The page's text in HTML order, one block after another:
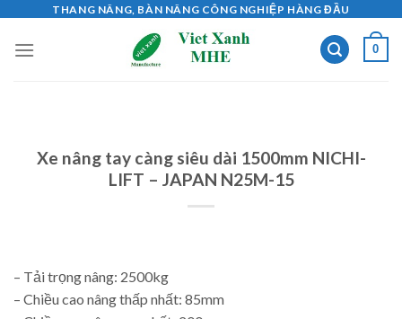
content
THANG NÂNG, BÀN NÂNG CÔNG NGHIỆP HÀNG ĐẦU
0
Xe nâng tay càng siêu dài 1500mm NICHI-
LIFT – JAPAN N25M-15
– Tải trọng nâng: 2500kg
– Chiều cao nâng thấp nhất: 85mm